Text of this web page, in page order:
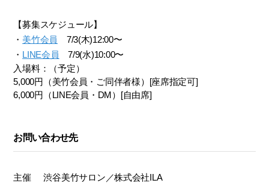
【募集スケジュール】
・ 美竹会員
7/3(木)12:00〜
・ LINE会員 7/9(水)10:00〜
入場料：（予定）
5,000円（美竹会員・ご同伴者様）[座席指定可]
6,000円（LINE会員・ DM）[自由席]
お問い合わせ先
主催
渋谷美竹サロン／株式会社ILA